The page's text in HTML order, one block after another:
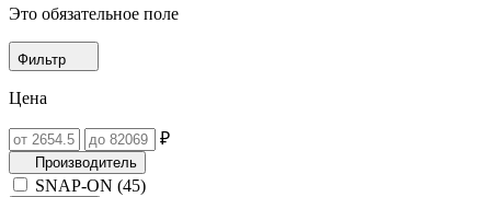
Это обязательное поле
Фильтр
Цена
₽
Производитель
SNAP-ON (45)